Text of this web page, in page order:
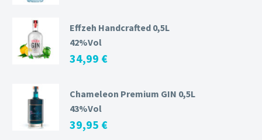
Effzeh Handcrafted 0,5L
42%Vol
34,99 €
Chameleon Premium GIN 0,5L
43%Vol
39,95 €